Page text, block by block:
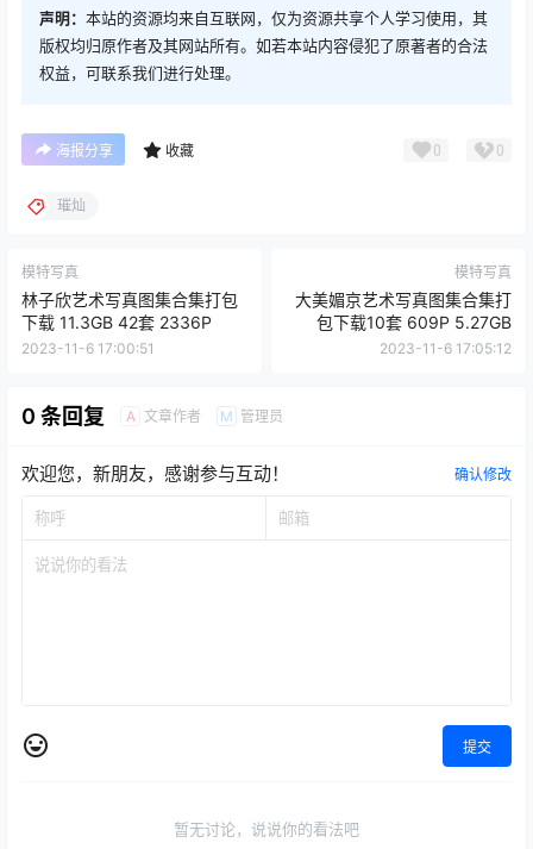
声明： 本站的资源均来自互联网，仅为资源共享个人学习使用，其
版权均归原作者及其网站所有。如若本站内容侵犯了原著者的合法
权益，可联系我们进行处理。
海报分享 收藏 0 0
璀灿
模特写真
林子欣艺术写真图集合集打包
下载 11.3GB 42套 2336P
2023-11-6 17:00:51
模特写真
大美媚京艺术写真图集合集打
包下载10套 609P 5.27GB
2023-11-6 17:05:12
0 条回复 A 文章作者 M 管理员
欢迎您，新朋友，感谢参与互动！ 确认修改
提交
暂无讨论，说说你的看法吧